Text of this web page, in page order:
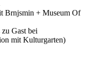
Brnjsmin + Museum Of
Gast bei
mit Kulturgarten)